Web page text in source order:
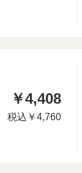
￥4,408
税込 ￥4,760